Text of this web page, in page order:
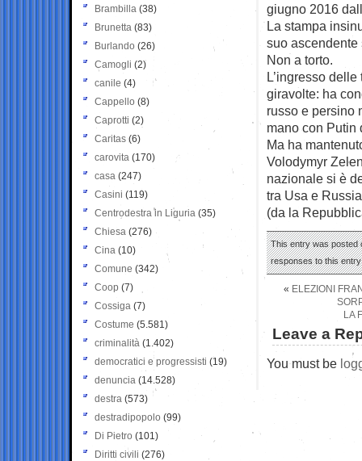
giugno 2016
La stampa
suo ascendente
Non a torto.
L’ingresso
giravolte: ha
russo e persino
mano con Putin
Ma ha
Volodymyr
nazionale si è
tra Usa e
(da la
This entry was posted
responses to this
« ELEZIONI
LA
Leave a
You must be
Brambilla (38)
Brunetta (83)
Burlando (26)
Camogli (2)
canile (4)
Cappello (8)
Caprotti (2)
Caritas (6)
carovita (170)
casa (247)
Casini (119)
Centrodestra in Liguria (35)
Chiesa (276)
Cina (10)
Comune (342)
Coop (7)
Cossiga (7)
Costume (5.581)
criminalità (1.402)
democratici e progressisti (19)
denuncia (14.528)
destra (573)
destradipopolo (99)
Di Pietro (101)
Diritti civili (276)